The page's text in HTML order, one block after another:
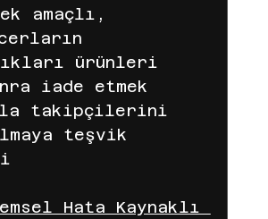
amaçlı,
ürünleri
iade etmek
takipçilerini
teşvik
Hata Kaynaklı